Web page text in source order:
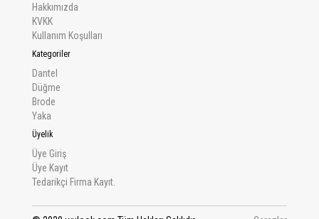
Hakkımızda
KVKK
Kullanım Koşulları
Kategoriler
Dantel
Düğme
Brode
Yaka
Üyelik
Üye Giriş
Üye Kayıt
Tedarikçi Firma Kayıt.